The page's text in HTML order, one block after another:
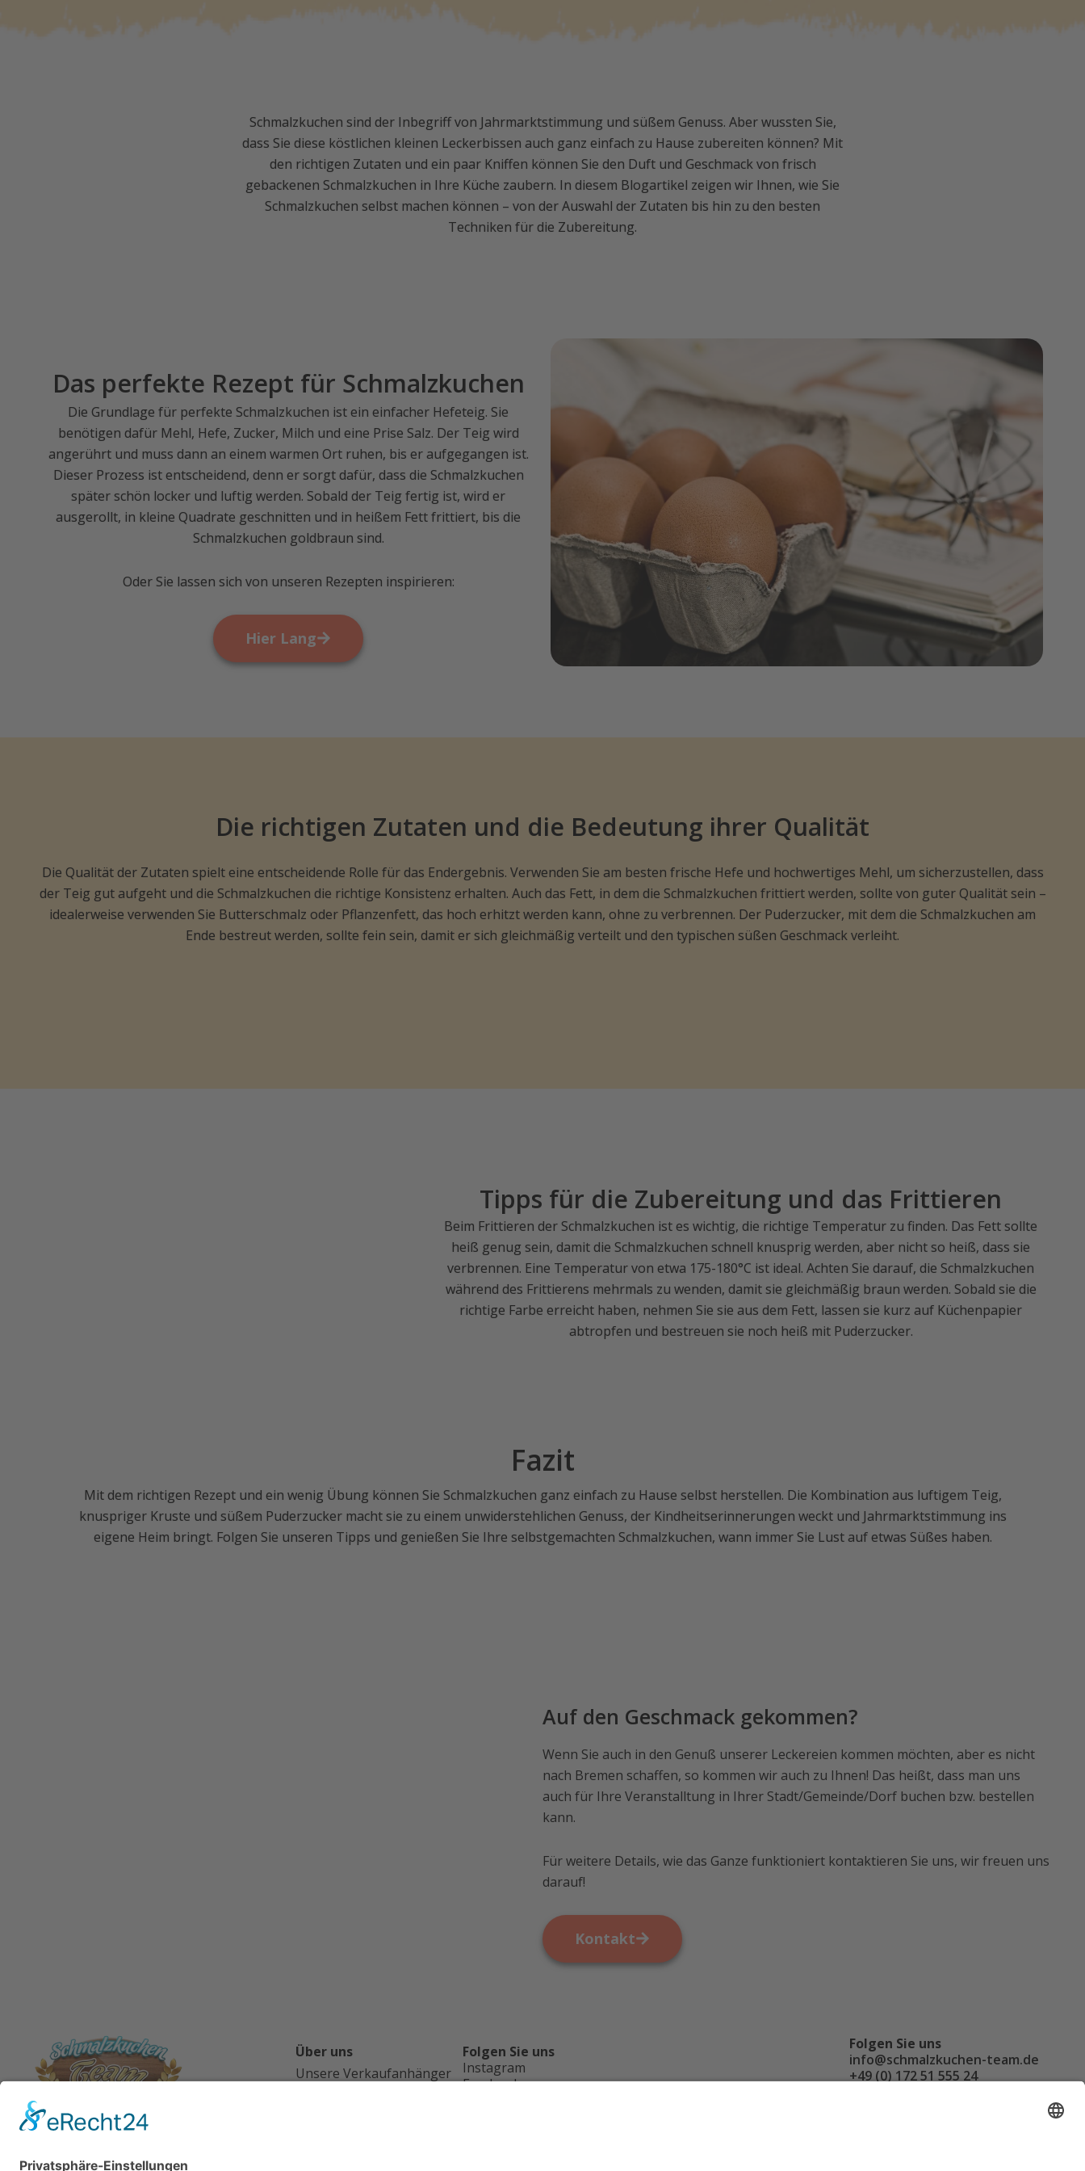
Schmalzkuchen sind der Inbegriff von Jahrmarktstimmung und süßem Genuss. Aber wussten Sie,
dass Sie diese köstlichen kleinen Leckerbissen auch ganz einfach zu Hause zubereiten können? Mit
den richtigen Zutaten und ein paar Kniffen können Sie den Duft und Geschmack von frisch
gebackenen Schmalzkuchen in Ihre Küche zaubern. In diesem Blogartikel zeigen wir Ihnen, wie Sie
Schmalzkuchen selbst machen können – von der Auswahl der Zutaten bis hin zu den besten
Techniken für die Zubereitung.
Das perfekte Rezept für Schmalzkuchen
Die Grundlage für perfekte Schmalzkuchen ist ein einfacher Hefeteig. Sie
benötigen dafür Mehl, Hefe, Zucker, Milch und eine Prise Salz. Der Teig wird
angerührt und muss dann an einem warmen Ort ruhen, bis er aufgegangen ist.
Dieser Prozess ist entscheidend, denn er sorgt dafür, dass die Schmalzkuchen
später schön locker und luftig werden. Sobald der Teig fertig ist, wird er
ausgerollt, in kleine Quadrate geschnitten und in heißem Fett frittiert, bis die
Schmalzkuchen goldbraun sind.
Oder Sie lassen sich von unseren Rezepten inspirieren:
Hier Lang
Die richtigen Zutaten und die Bedeutung ihrer Qualität
Die Qualität der Zutaten spielt eine entscheidende Rolle für das Endergebnis. Verwenden Sie am besten frische Hefe und hochwertiges Mehl, um sicherzustellen, dass
der Teig gut aufgeht und die Schmalzkuchen die richtige Konsistenz erhalten. Auch das Fett, in dem die Schmalzkuchen frittiert werden, sollte von guter Qualität sein –
idealerweise verwenden Sie Butterschmalz oder Pflanzenfett, das hoch erhitzt werden kann, ohne zu verbrennen. Der Puderzucker, mit dem die Schmalzkuchen am
Ende bestreut werden, sollte fein sein, damit er sich gleichmäßig verteilt und den typischen süßen Geschmack verleiht.
Tipps für die Zubereitung und das Frittieren
Beim Frittieren der Schmalzkuchen ist es wichtig, die richtige Temperatur zu finden. Das Fett sollte
heiß genug sein, damit die Schmalzkuchen schnell knusprig werden, aber nicht so heiß, dass sie
verbrennen. Eine Temperatur von etwa 175-180°C ist ideal. Achten Sie darauf, die Schmalzkuchen
während des Frittierens mehrmals zu wenden, damit sie gleichmäßig braun werden. Sobald sie die
richtige Farbe erreicht haben, nehmen Sie sie aus dem Fett, lassen sie kurz auf Küchenpapier
abtropfen und bestreuen sie noch heiß mit Puderzucker.
Fazit
Mit dem richtigen Rezept und ein wenig Übung können Sie Schmalzkuchen ganz einfach zu Hause selbst herstellen. Die Kombination aus luftigem Teig,
knuspriger Kruste und süßem Puderzucker macht sie zu einem unwiderstehlichen Genuss, der Kindheitserinnerungen weckt und Jahrmarktstimmung ins
eigene Heim bringt. Folgen Sie unseren Tipps und genießen Sie Ihre selbstgemachten Schmalzkuchen, wann immer Sie Lust auf etwas Süßes haben.
Auf den Geschmack gekommen?
Wenn Sie auch in den Genuß unserer Leckereien kommen möchten, aber es nicht
nach Bremen schaffen, so kommen wir auch zu Ihnen! Das heißt, dass man uns
auch für Ihre Veranstalltung in Ihrer Stadt/Gemeinde/Dorf buchen bzw. bestellen
kann.
Für weitere Details, wie das Ganze funktioniert kontaktieren Sie uns, wir freuen uns
darauf!
Kontakt
Über uns
Unsere Verkaufanhänger
Folgen Sie uns
Instagram
Facebook
Folgen Sie uns
info@schmalzkuchen-team.de
+49 (0) 172 51 555 24